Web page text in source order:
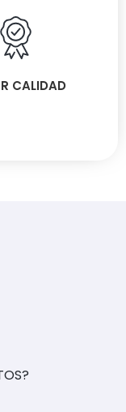
CALIDAD